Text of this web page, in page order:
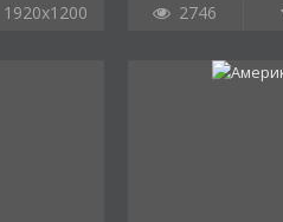
1920x1200 2746